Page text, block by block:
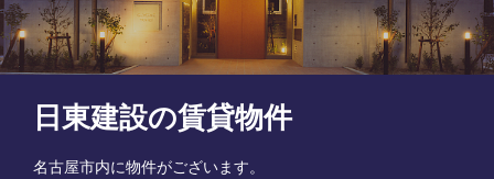
日東建設の賃貸物件
名古屋市内に物件がございます。